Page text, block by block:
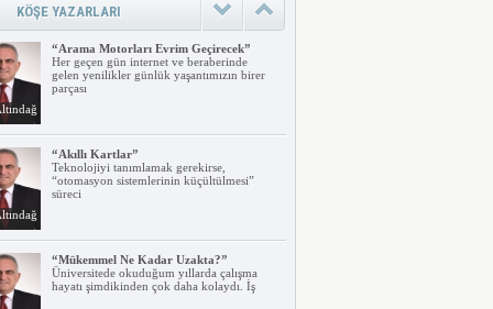
KÖŞE YAZARLARI
“Arama Motorları Evrim Geçirecek”
Her geçen gün internet ve beraberinde
gelen yenilikler günlük yaşantımızın birer
parçası
“Akıllı Kartlar”
Teknolojiyi tanımlamak gerekirse,
“otomasyon sistemlerinin küçültülmesi”
süreci
“Mükemmel Ne Kadar Uzakta?”
Üniversitede okuduğum yıllarda çalışma
hayatı şimdikinden çok daha kolaydı. İş